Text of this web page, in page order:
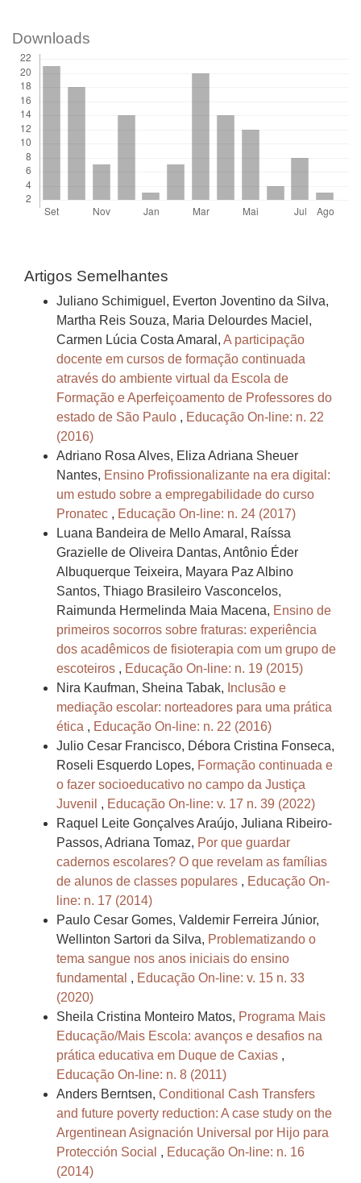
Downloads
Artigos Semelhantes
Juliano Schimiguel, Everton Joventino da Silva,
Martha Reis Souza, Maria Delourdes Maciel,
Carmen Lúcia Costa Amaral, A participação
docente em cursos de formação continuada
através do ambiente virtual da Escola de
Formação e Aperfeiçoamento de Professores do
estado de São Paulo , Educação On-line: n. 22
(2016)
Adriano Rosa Alves, Eliza Adriana Sheuer
Nantes, Ensino Profissionalizante na era digital:
um estudo sobre a empregabilidade do curso
Pronatec , Educação On-line: n. 24 (2017)
Luana Bandeira de Mello Amaral, Raíssa
Grazielle de Oliveira Dantas, Antônio Éder
Albuquerque Teixeira, Mayara Paz Albino
Santos, Thiago Brasileiro Vasconcelos,
Raimunda Hermelinda Maia Macena, Ensino de
primeiros socorros sobre fraturas: experiência
dos acadêmicos de fisioterapia com um grupo de
escoteiros , Educação On-line: n. 19 (2015)
Nira Kaufman, Sheina Tabak, Inclusão e
mediação escolar: norteadores para uma prática
ética , Educação On-line: n. 22 (2016)
Julio Cesar Francisco, Débora Cristina Fonseca,
Roseli Esquerdo Lopes, Formação continuada e
o fazer socioeducativo no campo da Justiça
Juvenil , Educação On-line: v. 17 n. 39 (2022)
Raquel Leite Gonçalves Araújo, Juliana Ribeiro-
Passos, Adriana Tomaz, Por que guardar
cadernos escolares? O que revelam as famílias
de alunos de classes populares , Educação On-
line: n. 17 (2014)
Paulo Cesar Gomes, Valdemir Ferreira Júnior,
Wellinton Sartori da Silva, Problematizando o
tema sangue nos anos iniciais do ensino
fundamental , Educação On-line: v. 15 n. 33
(2020)
Sheila Cristina Monteiro Matos, Programa Mais
Educação/Mais Escola: avanços e desafios na
prática educativa em Duque de Caxias ,
Educação On-line: n. 8 (2011)
Anders Berntsen, Conditional Cash Transfers
and future poverty reduction: A case study on the
Argentinean Asignación Universal por Hijo para
Protección Social , Educação On-line: n. 16
(2014)